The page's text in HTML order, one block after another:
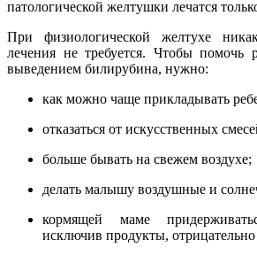
патологической желтушки лечатся
При физиологической желтухе
лечения не требуется. Чтобы помочь
выведением билирубина, нужно:
как можно чаще прикладывать
отказаться от искусственных
больше бывать на свежем воздухе;
делать малышу воздушные и
кормящей маме
исключив продукты,